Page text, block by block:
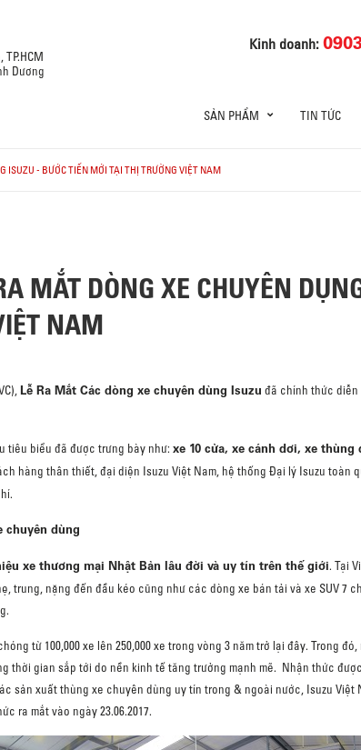
Kinh doanh:
TP.HCM
Dương
SẢN PHẨM TIN TỨC
ISUZU - BƯỚC TIẾN MỚI TẠI THỊ TRƯỜNG VIỆT NAM
MẮT DÒNG XE CHUYÊN
NAM
Lễ Ra Mắt Các dòng xe chuyên dùng Isuzu đã chính thức diễn
tiêu biểu đã được trưng bày như: xe 10 cửa, xe cánh dơi, xe
hàng thân thiết, đại diện Isuzu Việt Nam, hệ thống Đại lý Isuzu
chuyên dùng
xe thương mại Nhật Bản lâu đời và uy tín trên thế giới. Tại
trung, nặng đến đầu kéo cũng như các dòng xe bán tải và xe SUV 7
từ 100,000 xe lên 250,000 xe trong vòng 3 năm trở lại đây. Trong
thời gian sắp tới do nền kinh tế tăng trưởng mạnh mẽ. Nhận thức
sản xuất thùng xe chuyên dùng uy tín trong & ngoài nước, Isuzu
ra mắt vào ngày 23.06.2017.